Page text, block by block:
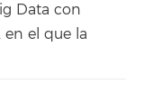
Data con
el que la